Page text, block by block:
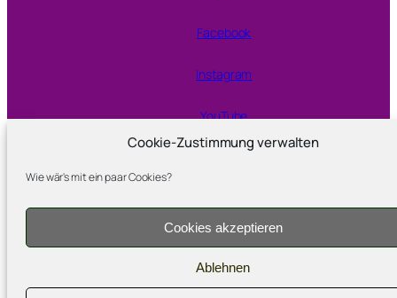
Cookie-Zustimmung verwalten
Wie wär's mit ein paar Cookies?
Cookies akzeptieren
Ablehnen
Facebook
Instagram
YouTube
Proudly powered by